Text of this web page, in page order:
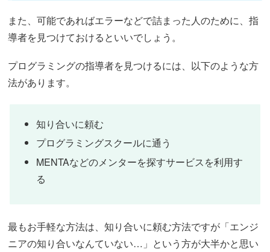
また、可能であればエラーなどで詰まった人のために、指
導者を見つけておけるといいでしょう。
プログラミングの指導者を見つけるには、以下のような方
法があります。
知り合いに頼む
プログラミングスクールに通う
MENTAなどのメンターを探すサービスを利用す
る
最もお手軽な方法は、知り合いに頼む方法ですが「エンジ
ニアの知り合いなんていない…」という方が大半かと思い